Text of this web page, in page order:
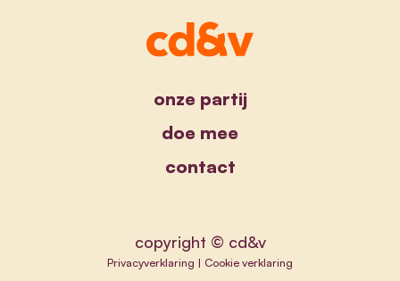
onze partij
doe mee
contact
copyright © cd&v
Privacyverklaring | Cookie verklaring